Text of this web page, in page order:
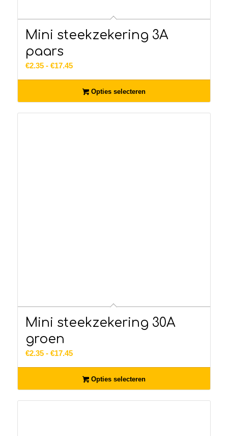
Mini steekzekering 3A
paars
€2.35 - €17.45Prijsklasse:
€17.45
Opties selecteren
Mini steekzekering 30A
groen
€2.35 - €17.45Prijsklasse:
€17.45
Opties selecteren